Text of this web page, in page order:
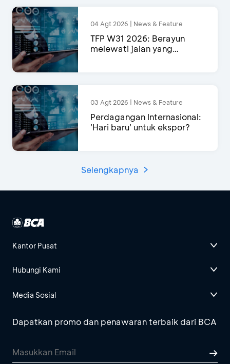
04 Agt 2026 | News & Feature
TFP W31 2026: Berayun
melewati jalan yang
03 Agt 2026 | News & Feature
Perdagangan Internasional:
'Hari baru' untuk ekspor?
Selengkapnya
Kantor Pusat
Hubungi Kami
Media Sosial
Dapatkan promo dan penawaran terbaik dari BCA